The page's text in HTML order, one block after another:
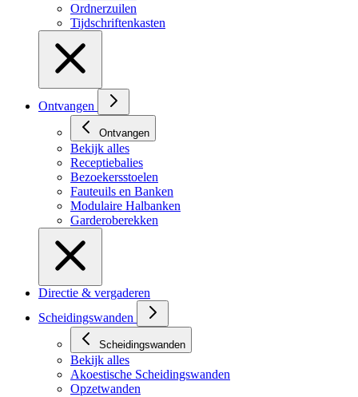
Ordnerzuilen
Tijdschriftenkasten
Ontvangen
Ontvangen
Bekijk alles
Receptiebalies
Bezoekersstoelen
Fauteuils en Banken
Modulaire Halbanken
Garderoberekken
Directie & vergaderen
Scheidingswanden
Scheidingswanden
Bekijk alles
Akoestische Scheidingswanden
Opzetwanden